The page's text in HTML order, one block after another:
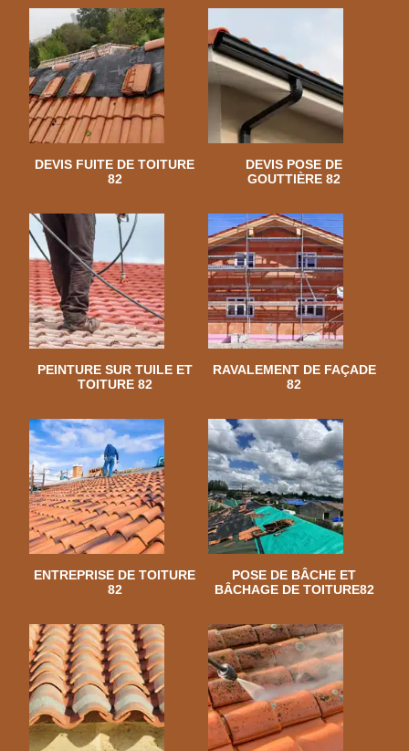
DEVIS FUITE DE TOITURE
82
DEVIS POSE DE
GOUTTIÈRE 82
PEINTURE SUR TUILE ET
TOITURE 82
RAVALEMENT DE FAÇADE
82
ENTREPRISE DE TOITURE
82
POSE DE BÂCHE ET
BÂCHAGE DE TOITURE82